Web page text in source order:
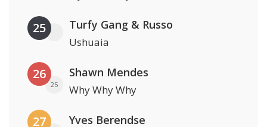
25 Turfy Gang & Russo
Ushuaia
26
25
Shawn Mendes
Why Why Why
27 Yves Berendse